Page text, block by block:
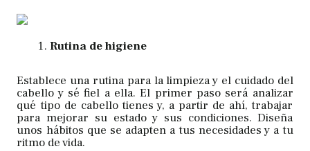
Rutina de higiene
Establece una rutina para la limpieza y el cuidado del
cabello y sé fiel a ella. El primer paso será analizar
qué tipo de cabello tienes y, a partir de ahí, trabajar
para mejorar su estado y sus condiciones. Diseña
unos hábitos que se adapten a tus necesidades y a tu
ritmo de vida.